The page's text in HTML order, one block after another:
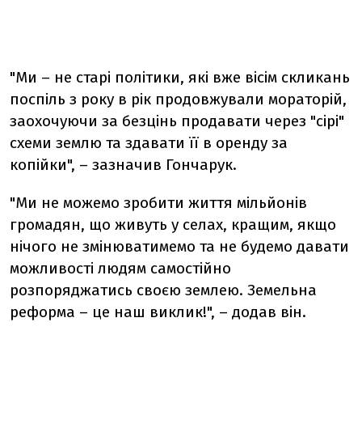
"Ми – не старі політики, які вже вісім скликань
поспіль з року в рік продовжували мораторій,
заохочуючи за безцінь продавати через "сірі"
схеми землю та здавати її в оренду за
копійки", – зазначив Гончарук.
"Ми не можемо зробити життя мільйонів
громадян, що живуть у селах, кращим, якщо
нічого не змінюватимемо та не будемо давати
можливості людям самостійно
розпоряджатись своєю землею. Земельна
реформа – це наш виклик!", – додав він.